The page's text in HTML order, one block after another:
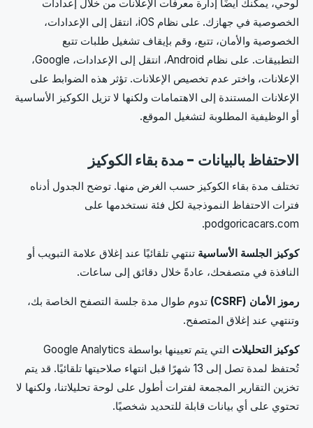
لوحي، يمكنك أيضًا إدارة معرفات الإعلانات من خلال إعدادات
الخصوصية في جهازك. على نظام iOS، انتقل إلى الإعدادات،
الخصوصية والأمان، تتبع، وقم بإيقاف تشغيل طلبات تتبع
التطبيقات. على نظام Android، انتقل إلى الإعدادات، Google،
الإعلانات، واختر عدم تخصيص الإعلانات. تؤثر هذه الضوابط على
الإعلانات المستندة إلى الاهتمامات ولكنها لا تزيل الكوكيز الأساسية
أو الوظيفية المطلوبة لتشغيل الموقع.
الاحتفاظ بالبيانات - مدة بقاء الكوكيز
تختلف مدة بقاء الكوكيز حسب الغرض منها. توضح الجدول أدناه
فترات الاحتفاظ النموذجية لكل فئة نستخدمها على
podgoricacars.com.
كوكيز الجلسة الأساسية تنتهي تلقائيًا عند إغلاق علامة التبويب أو
النافذة في متصفحك، عادةً خلال دقائق إلى ساعات.
رموز الأمان (CSRF)
تدوم طوال مدة جلسة التصفح الخاصة بك،
وتنتهي عند إغلاق المتصفح.
كوكيز التحليلات
التي يتم تعيينها بواسطة Google Analytics
تُحتفظ لمدة تصل إلى 13 شهرًا قبل انتهاء صلاحيتها تلقائيًا. قد يتم
تخزين التقارير المجمعة لفترات أطول على لوحة تحليلاتنا، ولكنها لا
تحتوي على أي بيانات قابلة للتحديد شخصيًا.